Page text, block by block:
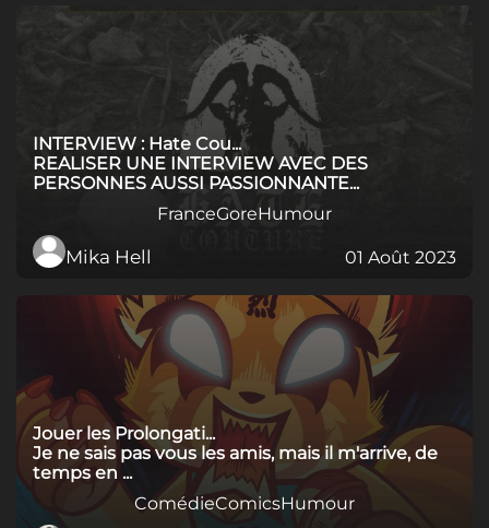
INTERVIEW : Hate Cou...
REALISER UNE INTERVIEW AVEC DES
PERSONNES AUSSI PASSIONNANTE...
FranceGoreHumour
Mika Hell 01 Août 2023
Jouer les Prolongati...
Je ne sais pas vous les amis, mais il m'arrive, de
temps en ...
ComédieComicsHumour